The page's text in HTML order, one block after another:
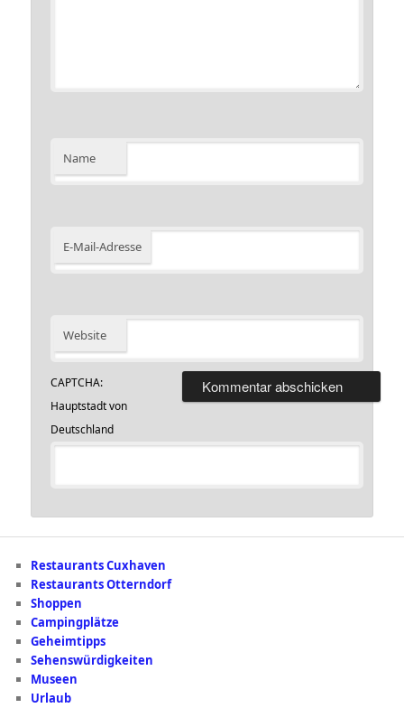
Name
E-Mail-Adresse
Website
CAPTCHA:
Hauptstadt von
Deutschland
Restaurants Cuxhaven
Restaurants Otterndorf
Shoppen
Campingplätze
Geheimtipps
Sehenswürdigkeiten
Museen
Urlaub